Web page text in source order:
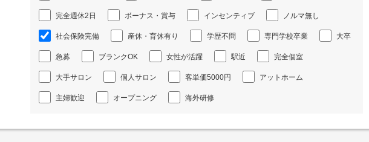
完全週休2日 ボーナス・賞与 インセンティブ ノルマ無し
社会保険完備 産休・育休有り 学歴不問 専門学校卒業 大卒
急募 ブランクOK 女性が活躍 駅近 完全個室
大手サロン 個人サロン 客単価5000円 アットホーム
主婦歓迎 オープニング 海外研修